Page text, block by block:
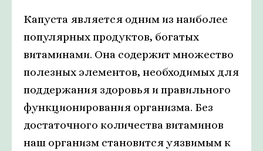
Капуста является одним из наиболее
популярных продуктов, богатых
витаминами. Она содержит множество
полезных элементов, необходимых для
поддержания здоровья и правильного
функционирования организма. Без
достаточного количества витаминов
наш организм становится уязвимым к